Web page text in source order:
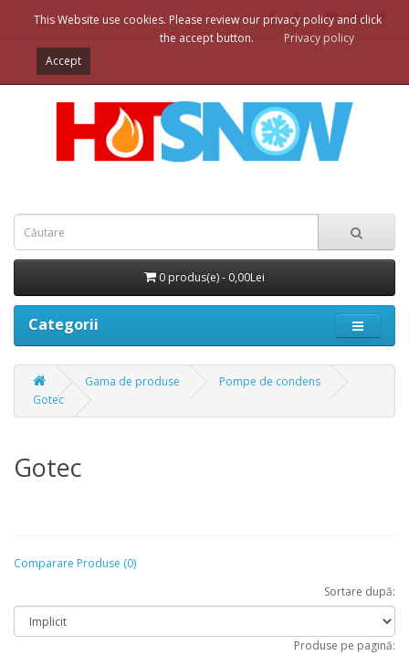
0 produs(e) - 0,00Lei
Categorii
Gama de produse
Pompe de condens
Gotec
Gotec
Comparare Produse (0)
Sortare după:
Produse pe pagină:
This Website use cookies. Please review our privacy policy and click
the accept button.
Privacy policy
Accept